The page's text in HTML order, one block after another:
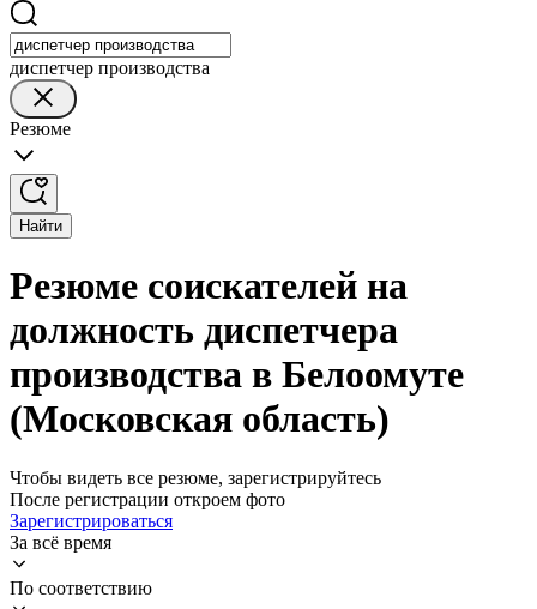
диспетчер производства
Резюме
Найти
Резюме соискателей на
должность диспетчера
производства в Белоомуте
(Московская область)
Чтобы видеть все резюме, зарегистрируйтесь
После регистрации откроем фото
Зарегистрироваться
За всё время
По соответствию